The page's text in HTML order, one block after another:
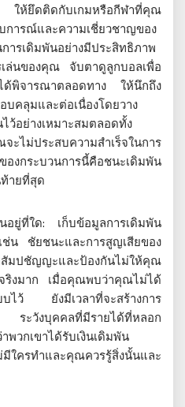
ให้ยึดติดกับเกมหรือกีฬาที่คุณ
การณ์และความเชี่ยวชาญของ
ารเดิมพันอย่างมีประสิทธิภาพ
ล่นของคุณ จับตาดูลูกบอลเพื่อ
ด้พิจารณาตลอดทาง ให้นึกถึง
บคลุมและต่อเนื่องโดยวาง
ว้อย่างเหมาะสมตลอดทั้ง
ะไม่ประสบความสำเร็จในการ
งกระบวนการนี้คือชนะเดิมพัน
ายที่สุด
อยู่ที่ใด: เก็บข้อมูลการเดิมพัน
น ชัยชนะและการสูญเสียของ
ปชัญญะและป้องกันไม่ให้คุณ
ริงมาก เมื่อคุณพบว่าคุณไม่ได้
บไว้ ยังมีเวลาที่จะสร้างการ
ระวังบุคคลที่มีรายได้ที่หลอก
วกเขาได้รับเงินเดิมพัน
ครทำและคุณควรรู้สิ่งนั้นและ